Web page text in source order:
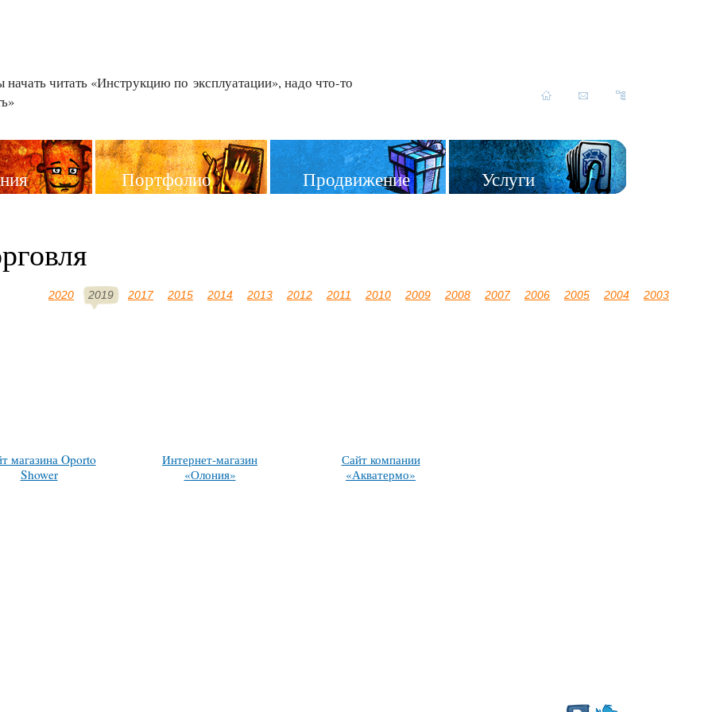
начать читать «Инструкцию по эксплуатации»,надо что-то
Портфолио Продвижение Услуги
2020 2019 2017 2015 2014 2013 2012 2011 2010 2009 2008 2007 2006 2005 2004 2003
магазина Oporto
Shower
Интернет-магазин
«Олония»
Сайт компании
«Акватермо»